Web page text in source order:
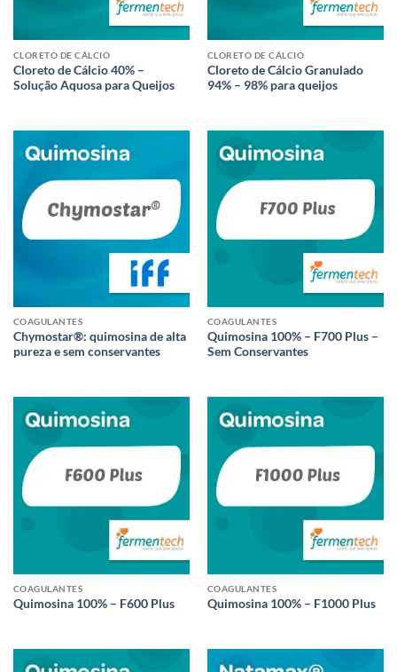
CLORETO DE CÁLCIO
Cloreto de Cálcio 40% –
Solução Aquosa para Queijos
CLORETO DE CÁLCIO
Cloreto de Cálcio Granulado
94% – 98% para queijos
COAGULANTES
Chymostar®: quimosina de alta
pureza e sem conservantes
COAGULANTES
Quimosina 100% – F700 Plus –
Sem Conservantes
COAGULANTES
Quimosina 100% – F600 Plus
COAGULANTES
Quimosina 100% – F1000 Plus